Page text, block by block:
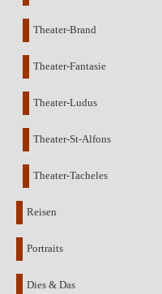
Theater-Brand
Theater-Fantasie
Theater-Ludus
Theater-St-Alfons
Theater-Tacheles
Reisen
Portraits
Dies & Das